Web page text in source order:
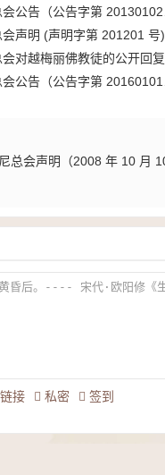
公告（公告字第 20130102 号）
声明 (声明字第 201201 号)
对越梅丽佛教徒的公开回复
公告（公告字第 20160101 号）
总会声明（2008 年 10 月
链接 私密 签到